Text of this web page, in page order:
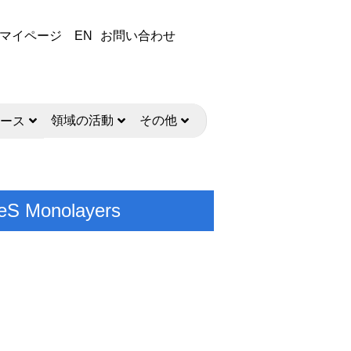
マイページ EN お問い合わせ
ス 領域の活動 その他
Monolayers